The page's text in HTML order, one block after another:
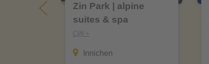
Zin Park | alpine
suites & spa
CIN +
Innichen